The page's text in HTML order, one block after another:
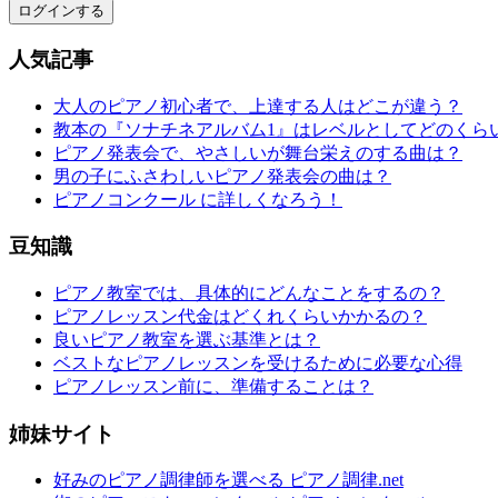
ログインする
人気記事
大人のピアノ初心者で、上達する人はどこが違う？
教本の『ソナチネアルバム1』はレベルとしてどのくら
ピアノ発表会で、やさしいが舞台栄えのする曲は？
男の子にふさわしいピアノ発表会の曲は？
ピアノコンクール に詳しくなろう！
豆知識
ピアノ教室では、具体的にどんなことをするの？
ピアノレッスン代金はどくれくらいかかるの？
良いピアノ教室を選ぶ基準とは？
ベストなピアノレッスンを受けるために必要な心得
ピアノレッスン前に、準備することは？
姉妹サイト
好みのピアノ調律師を選べる ピアノ調律.net